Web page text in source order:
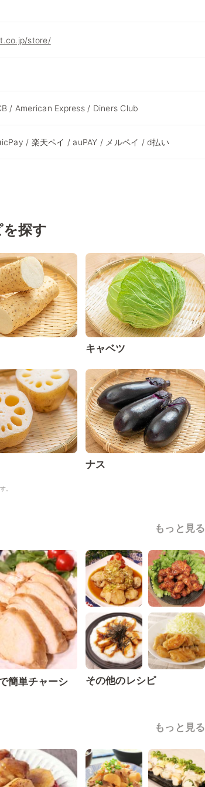
store/
/ American Express / Diners Club
/ 楽天ペイ / auPAY / メルペイ / d払い
探す
キャベツ
ナス
。
もっと見る
簡単チャーシ
その他のレシピ
もっと見る